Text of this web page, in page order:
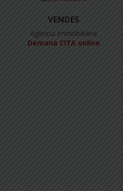
VENDES
Agència immobiliària
Demana CITA online